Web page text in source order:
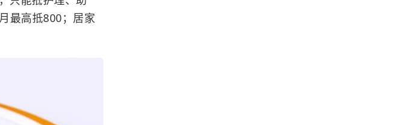
最高抵800；居家